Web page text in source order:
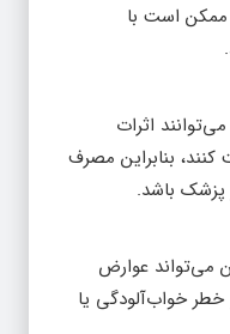
ممکن است با
اثرات
کنند، بنابراین مصرف
پزشک باشد.
می‌تواند عوارض
خطر خواب‌آلودگی یا